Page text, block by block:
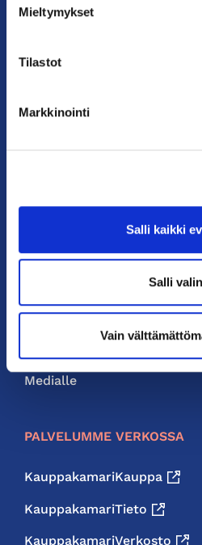
Mieltymykset
Tilastot
Markkinointi
Salli kaikki
Salli
Vain
Katso kaikki
PIKALINKIT
Yhteystiedot
Neuvonta ja palvelut
Medialle
PALVELUMME VERKOSSA
KauppakamariKauppa
KauppakamariTieto
KauppakamariVerkosto